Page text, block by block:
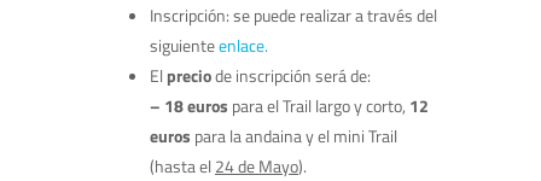
Inscripción: se puede realizar a través del
siguienteenlace.
El preciode inscripción será de:
– 18 euros para el Trail largo y corto, 12
euros para la andaina y el mini Trail
(hasta el 24 de Mayo).